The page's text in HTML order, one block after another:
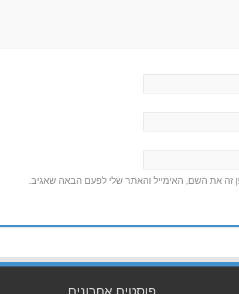
זה את השם, האימייל והאתר שלי לפעם הבאה שאגיב.